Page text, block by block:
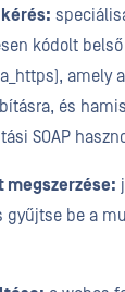
kódolt
amely
és
SOAP
megszerzése:
be a